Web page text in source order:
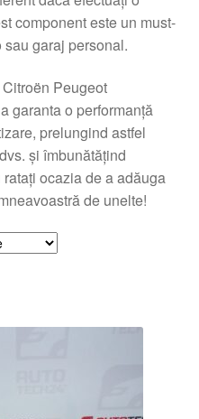
component este un must-
garaj personal.
Peugeot
garanta o performanță
prelungind astfel
și îmbunătățind
ocazia de a adăuga
de unelte!